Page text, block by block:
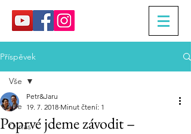
Příspěvek
Vše
O nás
Vše
Poprvé jdeme závodit –
Petr&Jaru
19. 7. 2018 Minut čtení: 1